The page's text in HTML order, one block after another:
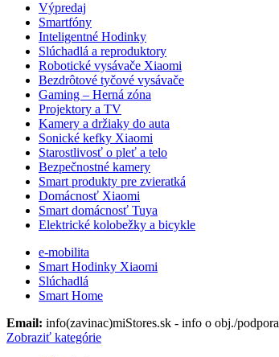
Výpredaj
Smartfóny
Inteligentné Hodinky
Slúchadlá a reproduktory
Robotické vysávače Xiaomi
Bezdrôtové tyčové vysávače
Gaming – Herná zóna
Projektory a TV
Kamery a držiaky do auta
Sonické kefky Xiaomi
Starostlivosť o pleť a telo
Bezpečnostné kamery
Smart produkty pre zvieratká
Domácnosť Xiaomi
Smart domácnosť Tuya
Elektrické kolobežky a bicykle
e-mobilita
Smart Hodinky Xiaomi
Slúchadlá
Smart Home
Email: info(zavinac)miStores.sk - info o obj./podpora
Zobraziť kategórie